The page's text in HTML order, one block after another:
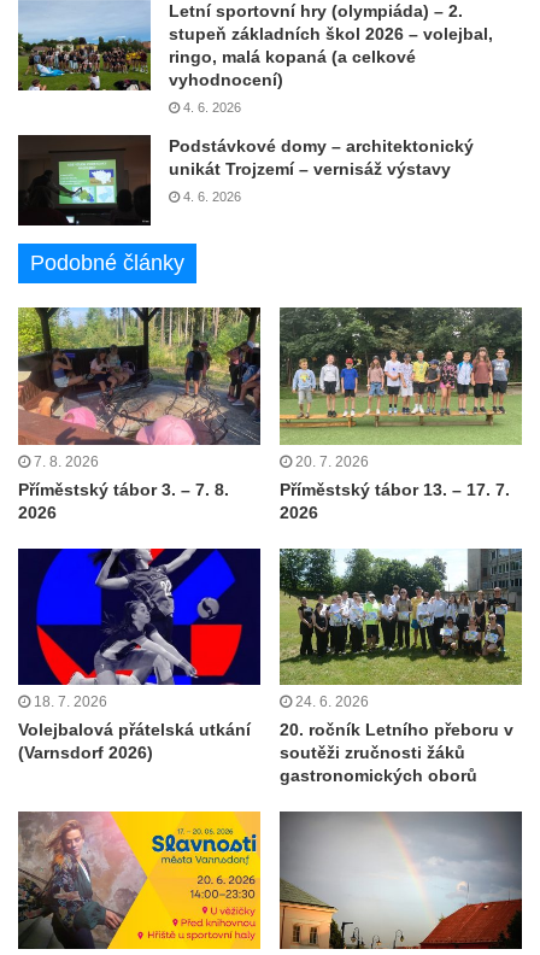
Letní sportovní hry (olympiáda) – 2.
stupeň základních škol 2026 – volejbal,
ringo, malá kopaná (a celkové
vyhodnocení)
4. 6. 2026
Podstávkové domy – architektonický
unikát Trojzemí – vernisáž výstavy
4. 6. 2026
Podobné články
7. 8. 2026
Příměstský tábor 3. – 7. 8.
2026
20. 7. 2026
Příměstský tábor 13. – 17. 7.
2026
18. 7. 2026
Volejbalová přátelská utkání
(Varnsdorf 2026)
24. 6. 2026
20. ročník Letního přeboru v
soutěži zručnosti žáků
gastronomických oborů